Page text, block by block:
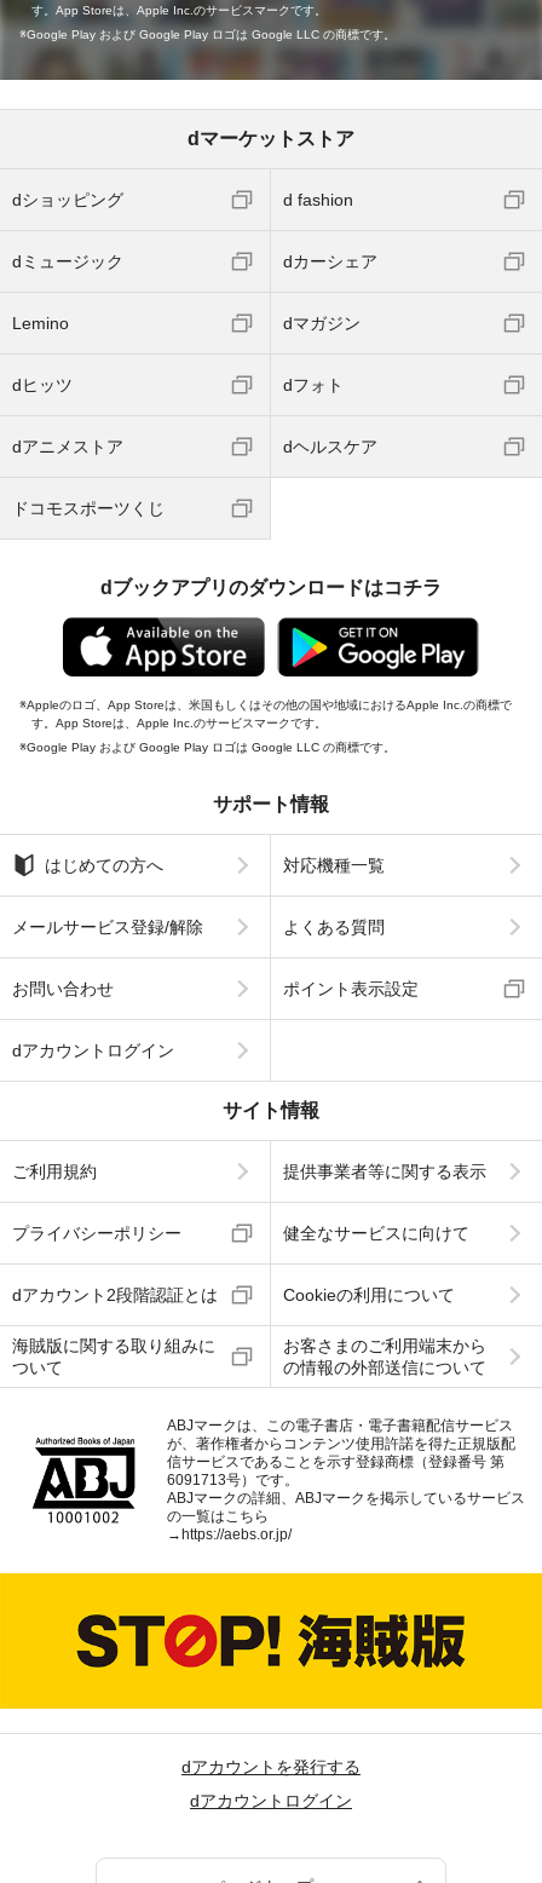
す。App Storeは、Apple Inc.のサービスマークです。
Google Play および Google Play ロゴは Google LLC の商標です。
dマーケットストア
dショッピング d fashion
dミュージック dカーシェア
Lemino dマガジン
dヒッツ dフォト
dアニメストア dヘルスケア
ドコモスポーツくじ
dブックアプリのダウンロードはコチラ
Appleのロゴ、App Storeは、米国もしくはその他の国や地域におけるApple Inc.の商標で
す。App Storeは、Apple Inc.のサービスマークです。
Google Play および Google Play ロゴは Google LLC の商標です。
サポート情報
はじめての方へ 対応機種一覧
メールサービス登録/解除 よくある質問
お問い合わせ ポイント表示設定
dアカウントログイン
サイト情報
ご利用規約 提供事業者等に関する表示
プライバシーポリシー 健全なサービスに向けて
dアカウント2段階認証とは Cookieの利用について
海賊版に関する取り組みに
ついて
お客さまのご利用端末から
の情報の外部送信について
ABJマークは、この電子書店・電子書籍配信サービス
が、著作権者からコンテンツ使用許諾を得た正規版配
信サービスであることを示す登録商標（登録番号 第
6091713号）です。
ABJマークの詳細、ABJマークを掲示しているサービス
の一覧はこちら
→ https://aebs.or.jp/
dアカウントを発行する
dアカウントログイン